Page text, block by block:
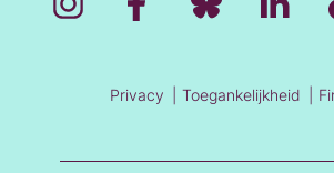
Privacy Toegankelijkheid